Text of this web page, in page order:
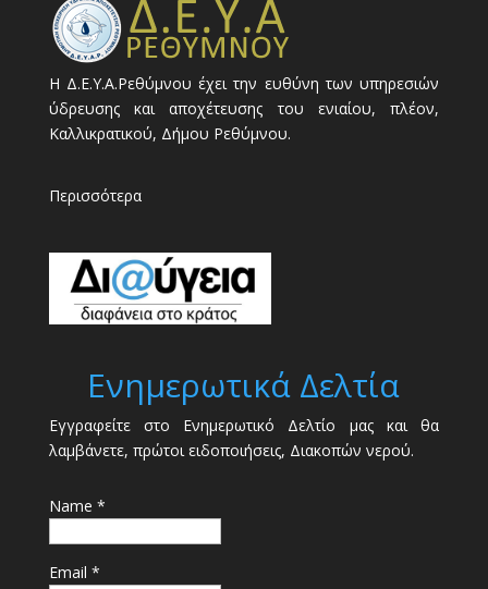
Η Δ.Ε.Υ.Α.Ρεθύμνου έχει την ευθύνη των υπηρεσιών
ύδρευσης και αποχέτευσης του ενιαίου, πλέον,
Καλλικρατικού, Δήμου Ρεθύμνου.
Περισσότερα
Ενημερωτικά Δελτία
Εγγραφείτε στο Ενημερωτικό Δελτίο μας και θα
λαμβάνετε, πρώτοι ειδοποιήσεις, Διακοπών νερού.
Name *
Email *